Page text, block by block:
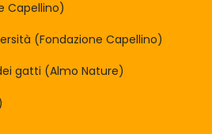
Capellino)
(Fondazione Capellino)
gatti (Almo Nature)